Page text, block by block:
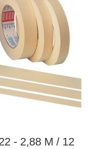
- 2,88 M / 12